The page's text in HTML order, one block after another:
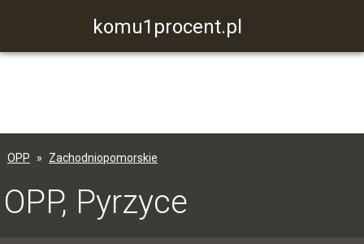
komu1procent.pl
OPP Zachodniopomorskie
OPP, Pyrzyce